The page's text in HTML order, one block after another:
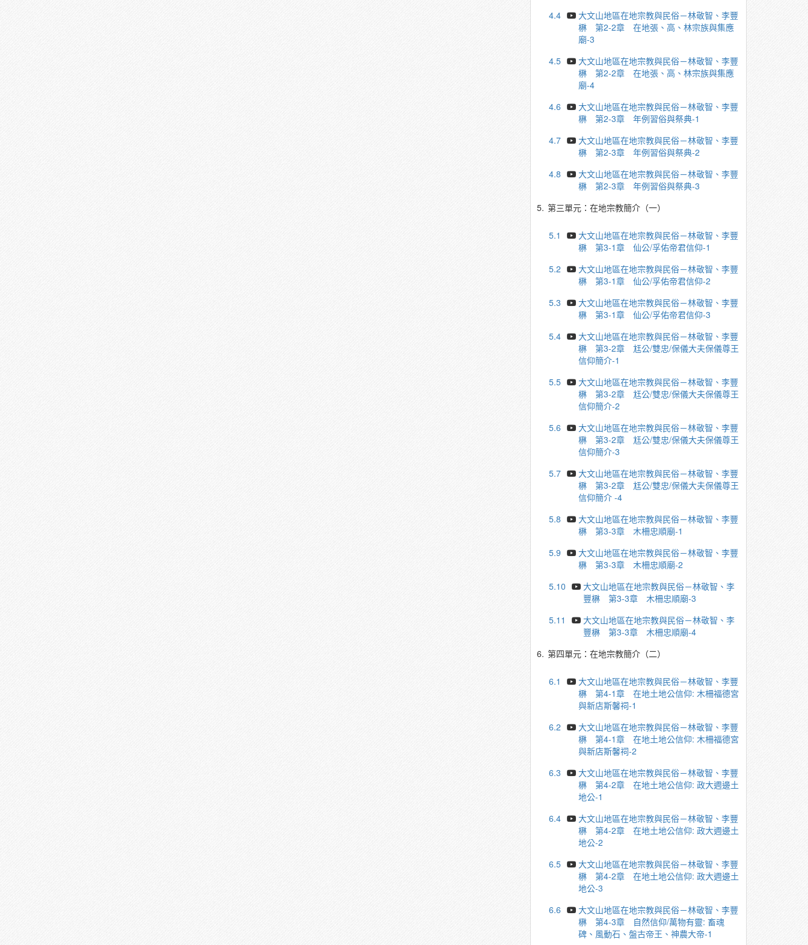
4.4
大文山地區在地宗教與民俗－林敬智、李豐
楙 第2-2章 在地張、高、林宗族與集應
廟-3
4.5
大文山地區在地宗教與民俗－林敬智、李豐
楙 第2-2章 在地張、高、林宗族與集應
廟-4
4.6
大文山地區在地宗教與民俗－林敬智、李豐
楙 第2-3章 年例習俗與祭典-1
4.7
大文山地區在地宗教與民俗－林敬智、李豐
楙 第2-3章 年例習俗與祭典-2
4.8
大文山地區在地宗教與民俗－林敬智、李豐
楙 第2-3章 年例習俗與祭典-3
5. 第三單元：在地宗教簡介（一）
5.1
大文山地區在地宗教與民俗－林敬智、李豐
楙 第3-1章 仙公/孚佑帝君信仰-1
5.2
大文山地區在地宗教與民俗－林敬智、李豐
楙 第3-1章 仙公/孚佑帝君信仰-2
5.3
大文山地區在地宗教與民俗－林敬智、李豐
楙 第3-1章 仙公/孚佑帝君信仰-3
5.4
大文山地區在地宗教與民俗－林敬智、李豐
楙 第3-2章 尪公/雙忠/保儀大夫保儀尊王
信仰簡介-1
5.5
大文山地區在地宗教與民俗－林敬智、李豐
楙 第3-2章 尪公/雙忠/保儀大夫保儀尊王
信仰簡介-2
5.6
大文山地區在地宗教與民俗－林敬智、李豐
楙 第3-2章 尪公/雙忠/保儀大夫保儀尊王
信仰簡介-3
5.7
大文山地區在地宗教與民俗－林敬智、李豐
楙 第3-2章 尪公/雙忠/保儀大夫保儀尊王
信仰簡介 -4
5.8
大文山地區在地宗教與民俗－林敬智、李豐
楙 第3-3章 木柵忠順廟-1
5.9
大文山地區在地宗教與民俗－林敬智、李豐
楙 第3-3章 木柵忠順廟-2
5.10
大文山地區在地宗教與民俗－林敬智、李
豐楙 第3-3章 木柵忠順廟-3
5.11
大文山地區在地宗教與民俗－林敬智、李
豐楙 第3-3章 木柵忠順廟-4
6. 第四單元：在地宗教簡介（二）
6.1
大文山地區在地宗教與民俗－林敬智、李豐
楙 第4-1章 在地土地公信仰: 木柵福德宮
與新店斯馨祠-1
6.2
大文山地區在地宗教與民俗－林敬智、李豐
楙 第4-1章 在地土地公信仰: 木柵福德宮
與新店斯馨祠-2
6.3
大文山地區在地宗教與民俗－林敬智、李豐
楙 第4-2章 在地土地公信仰: 政大週邊土
地公-1
6.4
大文山地區在地宗教與民俗－林敬智、李豐
楙 第4-2章 在地土地公信仰: 政大週邊土
地公-2
6.5
大文山地區在地宗教與民俗－林敬智、李豐
楙 第4-2章 在地土地公信仰: 政大週邊土
地公-3
6.6
大文山地區在地宗教與民俗－林敬智、李豐
楙 第4-3章 自然信仰/萬物有靈: 畜魂
碑、風動石、盤古帝王、神農大帝-1